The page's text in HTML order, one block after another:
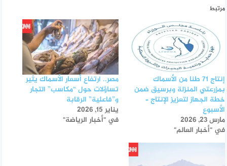
مرتبط
إنتاج 71 طنا من الأسماك
بمزرعتي المنزلة وبرسيق ضمن
خطة الجهاز لتعزيز الإنتاج –
الأسبوع
مارس 23, 2026
في "أخبار العالم"
مصر.. ارتفاع أسعار الأسماك يثير
تساؤلات حول “مكاسب” التجار
و”فاعلية” الرقابة
يناير 15, 2026
في "أخبار الرياضة"